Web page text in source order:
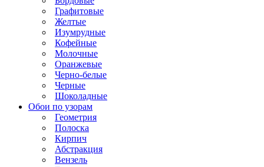
Графитовые
Желтые
Изумрудные
Кофейные
Молочные
Оранжевые
Черно-белые
Черные
Шоколадные
Обои по узорам
Геометрия
Полоска
Кирпич
Абстракция
Вензель